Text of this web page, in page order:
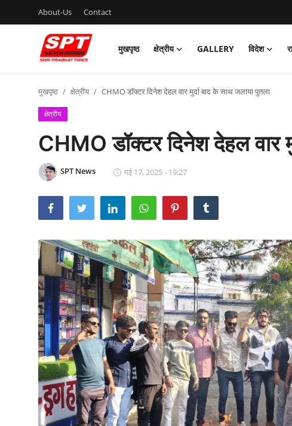
About-Us Contact
मुखपृष्ठ क्षेत्रीय GALLERY विदेश
About-Us
Contact
Gallery
मध्यप्रदेश
शिक्षा जगत
मुखपृष्ठ क्षेत्रीय CHMO डॉक्टर दिनेश देहल वार मुर्दा बाद के साथ जलाया पुतला
क्षेत्रीय
CHMO डॉक्टर दिनेश देहल वार
SPT News मई 17, 2025 - 19:27